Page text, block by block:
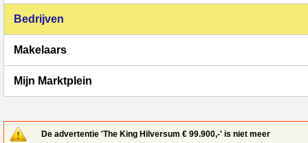
Bedrijven
Makelaars
Mijn Marktplein
De advertentie 'The King Hilversum € 99.900,-' is niet meer